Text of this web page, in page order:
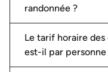
randonnée ?
Le tarif horaire
est-il par personne